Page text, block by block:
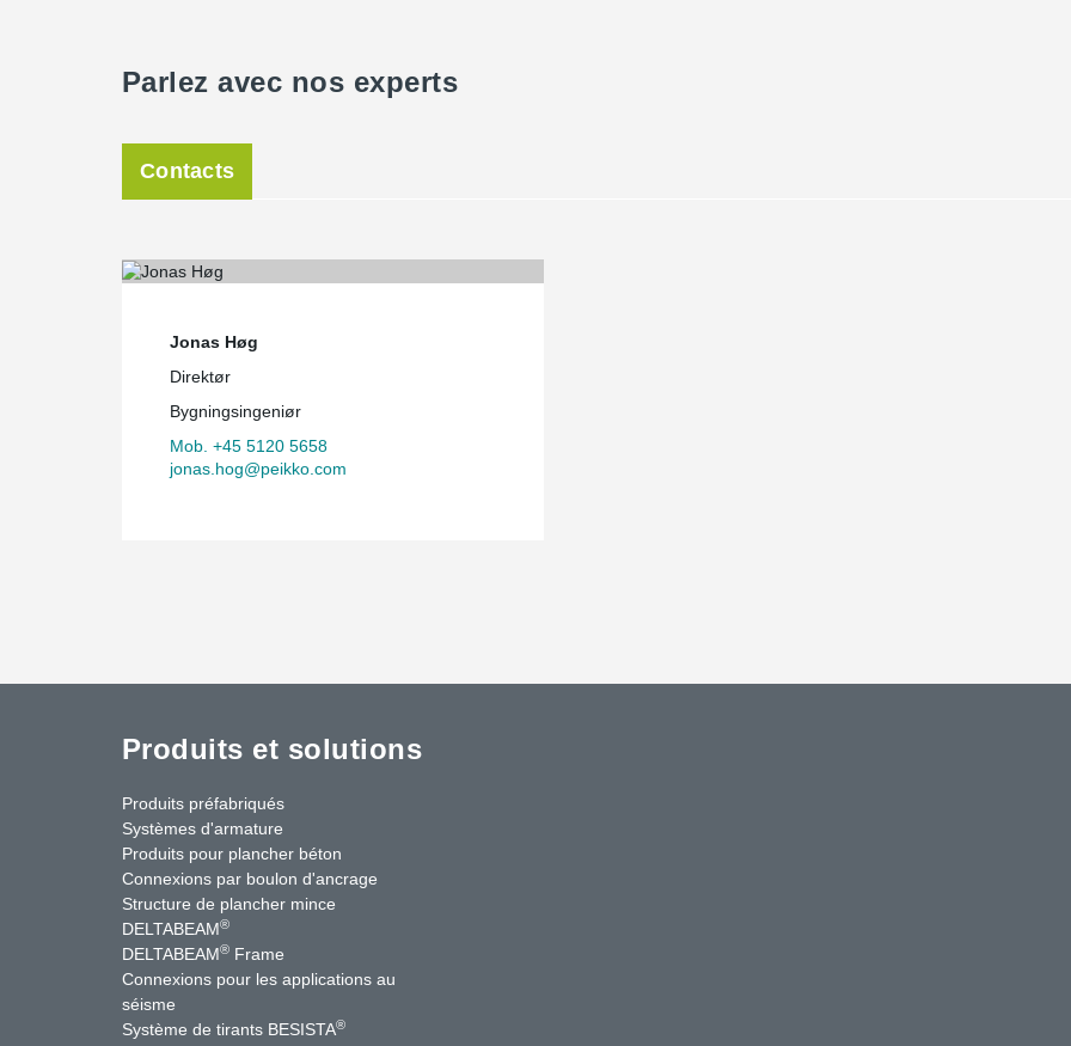
Parlez avec nos experts
Contacts
Jonas Høg
Direktør
Bygningsingeniør
Mob. +45 5120 5658
jonas.hog@peikko.com
Produits et solutions
Produits préfabriqués
Systèmes d'armature
Produits pour plancher béton
Connexions par boulon d'ancrage
Structure de plancher mince
DELTABEAM®
DELTABEAM® Frame
Connexions pour les applications au
séisme
Système de tirants BESISTA®
Contactez-nous